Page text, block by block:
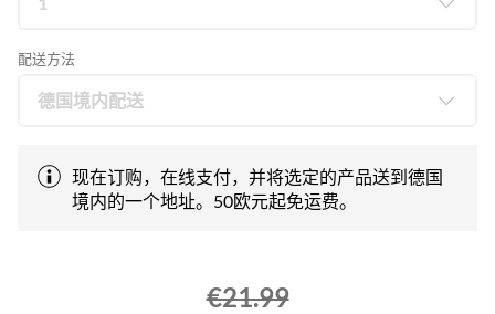
配送方法
现在订购，在线支付，并将选定的产品送到德国
境内的一个地址。50欧元起免运费。
€21.99